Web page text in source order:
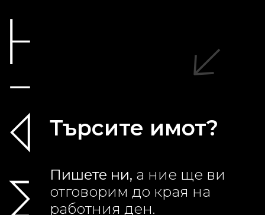
Търсите имот?
Пишете ни, а ние ще ви
отговорим до края на
работния ден.